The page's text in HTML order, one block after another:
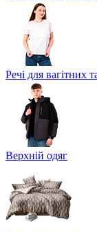
Речі для вагітних
Верхній одяг